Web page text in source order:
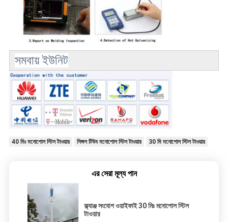
সমবায় ইউনিট
40 মিঃ মনোপোল স্টিল টাওয়ার সিঙ্গল টিউব মনোপোল স্টিল টাওয়ার 30 মি মনোপোল স্টিল টাওয়ার
এর সেরা মূল্য পান
ফ্ল্যাঞ্জ সংযোগ ওয়াইফাই 30 মিঃ মনোপোল স্টিল
টাওয়ার